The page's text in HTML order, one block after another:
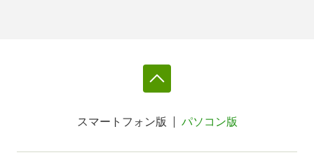
スマートフォン版 パソコン版